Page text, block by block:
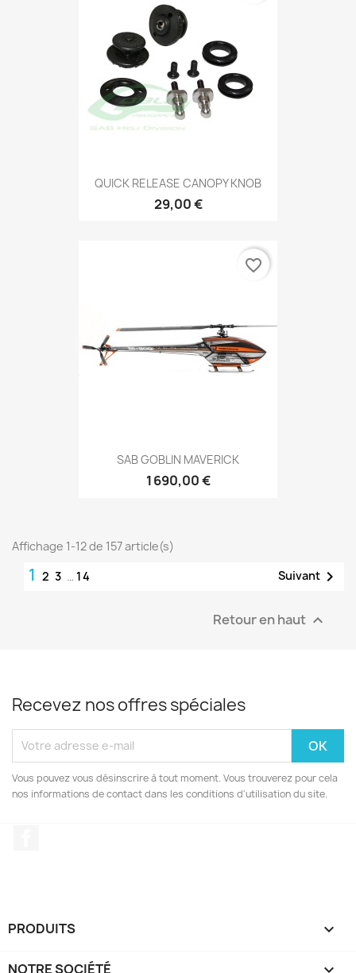
QUICK RELEASE CANOPY KNOB
29,00 €
SAB GOBLIN MAVERICK
1 690,00 €
favorite_border
Affichage 1-12 de 157 article(s)
1 2 3 … 14 Suivant 
Retour en haut 
Recevez nos offres spéciales
Vous pouvez vous désinscrire à tout moment. Vous trouverez pour cela
nos informations de contact dans les conditions d'utilisation du site.
PRODUITS 
NOTRE SOCIÉTÉ